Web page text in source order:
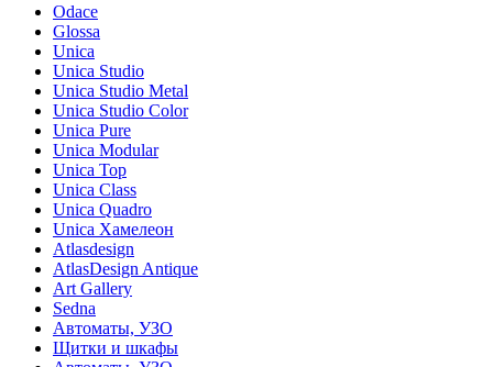
Odace
Glossa
Unica
Unica Studio
Unica Studio Metal
Unica Studio Color
Unica Pure
Unica Modular
Unica Top
Unica Class
Unica Quadro
Unica Хамелеон
Atlasdesign
AtlasDesign Antique
Art Gallery
Sedna
Автоматы, УЗО
Щитки и шкафы